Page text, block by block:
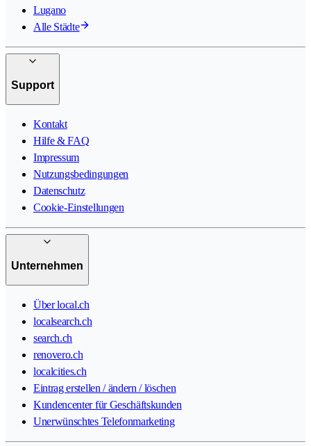
Lugano
Alle Städte
Support
Kontakt
Hilfe & FAQ
Impressum
Nutzungsbedingungen
Datenschutz
Cookie-Einstellungen
Unternehmen
Über local.ch
localsearch.ch
search.ch
renovero.ch
localcities.ch
Eintrag erstellen / ändern / löschen
Kundencenter für Geschäftskunden
Unerwünschtes Telefonmarketing